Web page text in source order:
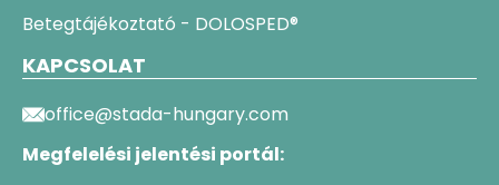
Betegtájékoztató - DOLOSPED®
KAPCSOLAT
office@stada-hungary.com
Megfelelési jelentési portál: